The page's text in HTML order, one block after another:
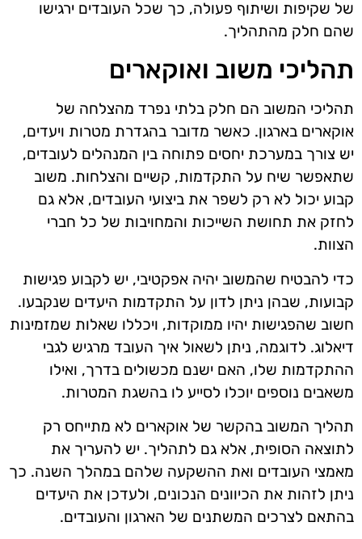
של שקיפות ושיתוף פעולה, כך שכל העובדים ירגישו
שהם חלק מהתהליך.
תהליכי משוב ואוקארים
תהליכי המשוב הם חלק בלתי נפרד מהצלחה של
אוקארים בארגון. כאשר מדובר בהגדרת מטרות ויעדים,
יש צורך במערכת יחסים פתוחה בין המנהלים לעובדים,
שתאפשר שיח על התקדמות, קשיים והצלחות. משוב
קבוע יכול לא רק לשפר את ביצועי העובדים, אלא גם
לחזק את תחושת השייכות והמחויבות של כל חברי
הצוות.
כדי להבטיח שהמשוב יהיה אפקטיבי, יש לקבוע פגישות
קבועות, שבהן ניתן לדון על התקדמות היעדים שנקבעו.
חשוב שהפגישות יהיו ממוקדות, ויכללו שאלות שמזמינות
דיאלוג. לדוגמה, ניתן לשאול איך העובד מרגיש לגבי
ההתקדמות שלו, האם ישנם מכשולים בדרך, ואילו
משאבים נוספים יוכלו לסייע לו בהשגת המטרות.
תהליך המשוב בהקשר של אוקארים לא מתייחס רק
לתוצאה הסופית, אלא גם לתהליך. יש להעריך את
מאמצי העובדים ואת ההשקעה שלהם במהלך השנה. כך
ניתן לזהות את הכיוונים הנכונים, ולעדכן את היעדים
בהתאם לצרכים המשתנים של הארגון והעובדים.